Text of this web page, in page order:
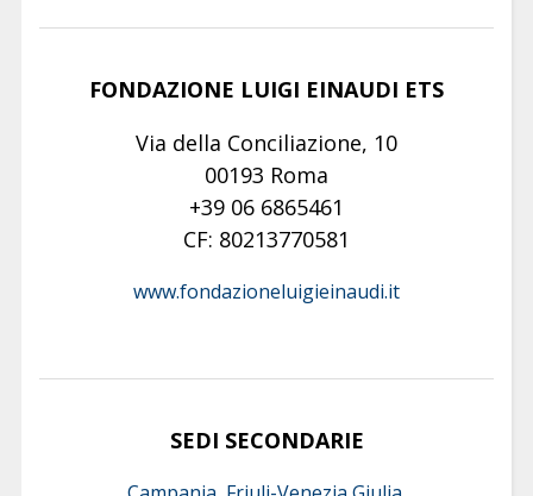
FONDAZIONE LUIGI EINAUDI ETS
Via della Conciliazione, 10
00193 Roma
+39 06 6865461
CF: 80213770581
www.fondazioneluigieinaudi.it
SEDI SECONDARIE